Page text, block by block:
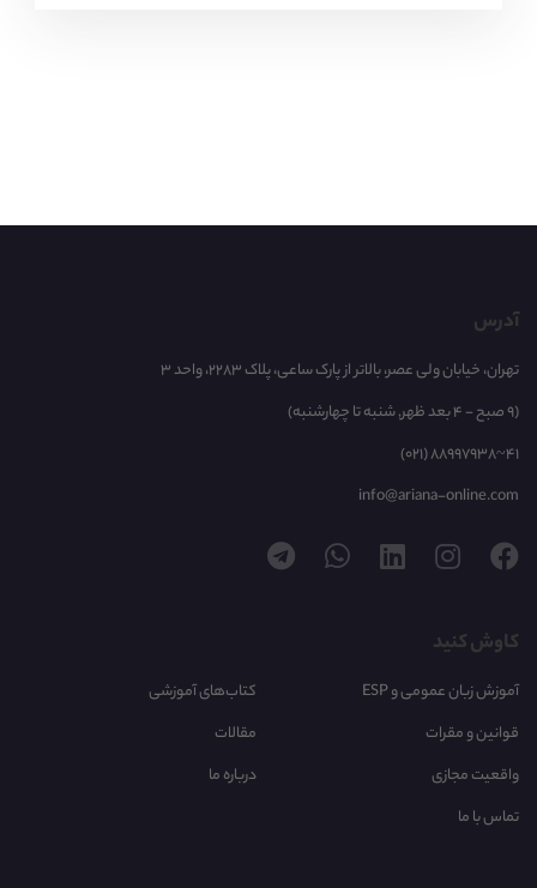
آدرس
تهران، خیابان ولی عصر، بالاتر از پارک ساعی، پلاک 2283، واحد 3
(9 صبح - 4 بعد ظهر, شنبه تا چهارشنبه)
(021) 88997938~41
info@ariana-online.com
کاوش کنید
آموزش زبان عمومی و ESP
کتاب‌های آموزشی
قوانین و مقرات
مقالات
واقعیت مجازی
درباره ما
تماس با ما